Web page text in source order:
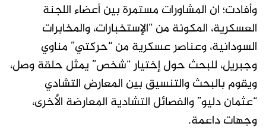
وأفادت؛ ان المشاورات مستمرة بين أعضاء اللجنة
العسكرية، المكونة من “الإستخبارات، والمخابرات
السودانية، وعناصر عسكرية من “حركتي” مناوي
وجبريل، للبحث حول إختيار “شخص” يمثل حلقة وصل،
ويقوم بالبحث والتنسيق بين المعارض التشادي
“عثمان دليو” والفصائل التشادية المعارضة الأخرى،
وجهات داعمة.